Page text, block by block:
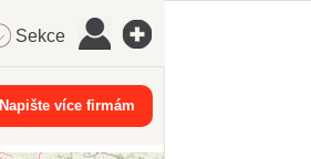
Sekce
Napište více firmám